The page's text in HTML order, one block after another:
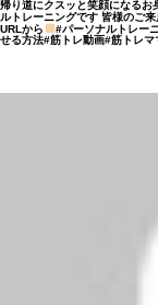
帰り道にクスッと笑顔になるお
ルトレーニングです 皆様のご
URLから
#パーソナルトレー
せる方法#筋トレ動画#筋トレ